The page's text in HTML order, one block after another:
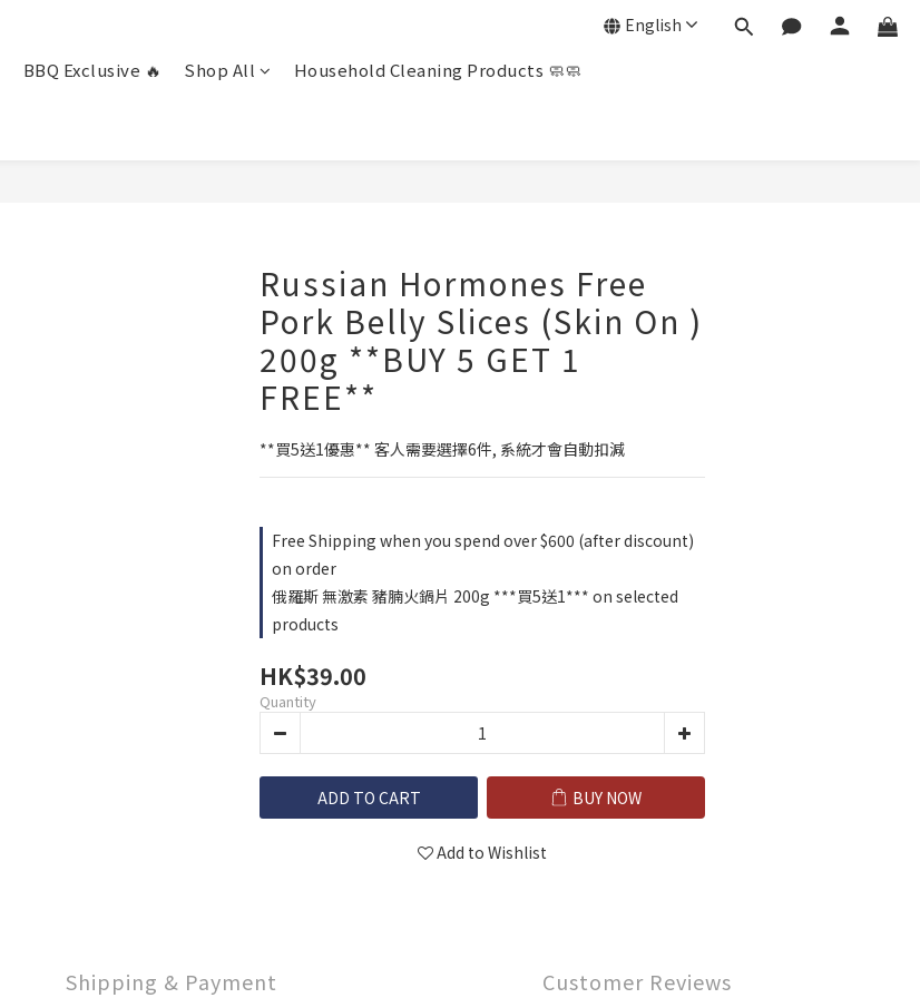
BBQ Exclusive 🔥 Shop All
Household Cleaning Products 🧼🧼
English
Russian Hormones Free
Pork Belly Slices (Skin On )
200g **BUY 5 GET 1
FREE**
**買5送1優惠** 客人需要選擇6件, 系統才會自動扣減
Free Shipping when you spend over $600 (after discount)
on order
俄羅斯 無激素 豬腩火鍋片 200g ***買5送1*** on selected
products
HK$39.00
Quantity
ADD TO CART BUY NOW
Add to Wishlist
Shipping & Payment Customer Reviews